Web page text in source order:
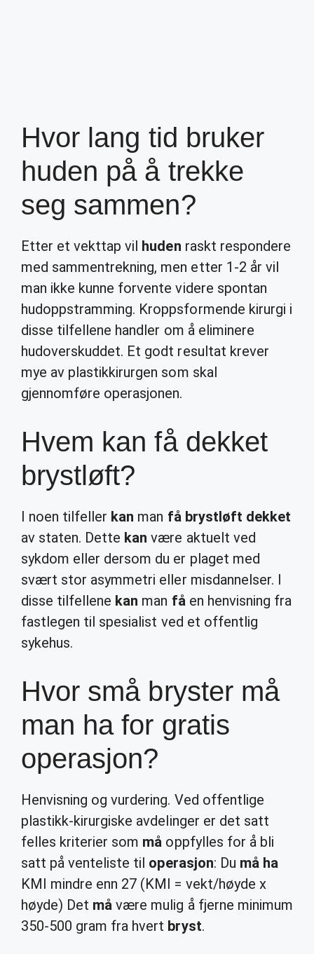
Hvor lang tid bruker
huden på å trekke
seg sammen?
Etter et vekttap vil huden raskt respondere
med sammentrekning, men etter 1-2 år vil
man ikke kunne forvente videre spontan
hudoppstramming. Kroppsformende kirurgi i
disse tilfellene handler om å eliminere
hudoverskuddet. Et godt resultat krever
mye av plastikkirurgen som skal
gjennomføre operasjonen.
Hvem kan få dekket
brystløft?
I noen tilfeller kan man få brystløft dekket
av staten. Dette kan være aktuelt ved
sykdom eller dersom du er plaget med
svært stor asymmetri eller misdannelser. I
disse tilfellene kan man fåen henvisning fra
fastlegen til spesialist ved et offentlig
sykehus.
Hvor små bryster må
man ha for gratis
operasjon?
Henvisning og vurdering. Ved offentlige
plastikk-kirurgiske avdelinger er det satt
felles kriterier som må oppfylles for å bli
satt på venteliste til operasjon: Du må ha
KMI mindre enn 27 (KMI = vekt/høyde x
høyde) Det må være mulig å fjerne minimum
350-500 gram fra hvert bryst.